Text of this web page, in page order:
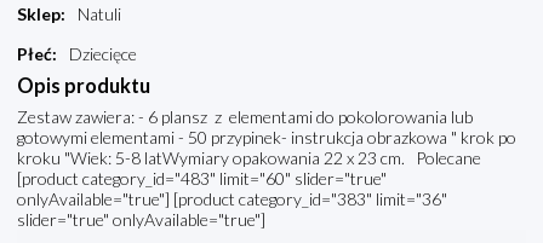
Sklep:
Natuli
Płeć: Dziecięce
Opis produktu
Zestaw zawiera: - 6 plansz z elementami do pokolorowania lub
gotowymi elementami - 50 przypinek- instrukcja obrazkowa " krok po
kroku "Wiek: 5-8 latWymiary opakowania 22 x 23 cm. Polecane
[product category_id="483" limit="60" slider="true"
onlyAvailable="true"] [product category_id="383" limit="36"
slider="true" onlyAvailable="true"]